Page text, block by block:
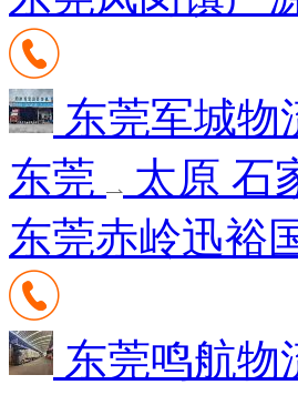
东莞军城物
东莞
太原 石
东莞赤岭迅裕
东莞鸣航物